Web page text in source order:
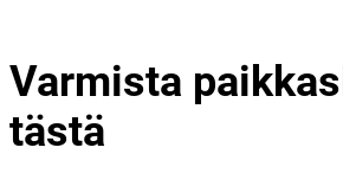
Varmista
tästä